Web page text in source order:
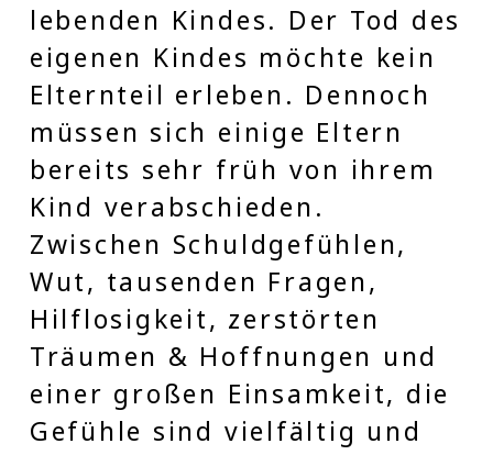
lebenden Kindes. Der Tod des
eigenen Kindes möchte kein
Elternteil erleben. Dennoch
müssen sich einige Eltern
bereits sehr früh von ihrem
Kind verabschieden.
Zwischen Schuldgefühlen,
Wut, tausenden Fragen,
Hilflosigkeit, zerstörten
Träumen & Hoffnungen und
einer großen Einsamkeit, die
Gefühle sind vielfältig und